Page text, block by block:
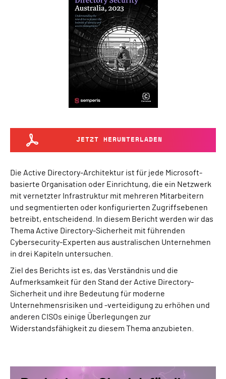
JETZT HERUNTERLADEN
Die Active Directory-Architektur ist für jede Microsoft-
basierte Organisation oder Einrichtung, die ein Netzwerk
mit vernetzter Infrastruktur mit mehreren Mitarbeitern
und segmentierten oder konfigurierten Zugriffsebenen
betreibt, entscheidend. In diesem Bericht werden wir das
Thema Active Directory-Sicherheit mit führenden
Cybersecurity-Experten aus australischen Unternehmen
in drei Kapiteln untersuchen.
Ziel des Berichts ist es, das Verständnis und die
Aufmerksamkeit für den Stand der Active Directory-
Sicherheit und ihre Bedeutung für moderne
Unternehmensrisiken und -verteidigung zu erhöhen und
anderen CISOs einige Überlegungen zur
Widerstandsfähigkeit zu diesem Thema anzubieten.